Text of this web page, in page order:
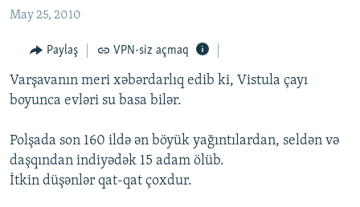
qayıt
#ƏSLINDƏ
FƏRQƏ BAX
QANUNI DOĞRU
ARAŞDIRMA
MULTIMEDIA
VIDEO
RADIO ARXIV
HAQQIMIZDA
May 25, 2010
Paylaş VPN-siz açmaq
Varşavanın meri xəbərdarlıq edib ki, Vistula çayı
boyunca evləri su basa bilər.
Polşada son 160 ildə ən böyük yağıntılardan, seldən və
daşqından indiyədək 15 adam ölüb.
İtkin düşənlər qat-qat çoxdur.